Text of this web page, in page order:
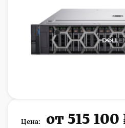
Цена: от 515 100